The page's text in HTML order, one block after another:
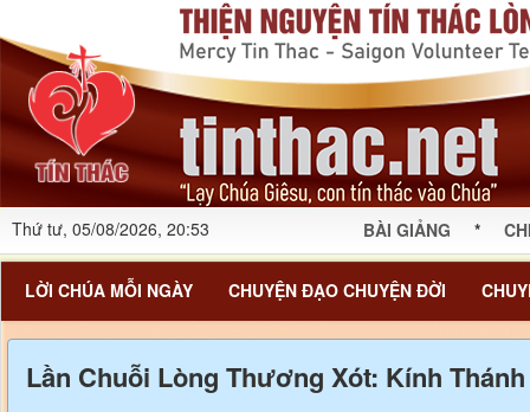
Thứ tư, 05/08/2026, 20:53 BÀI GIẢNG *
LỜI CHÚA MỖI NGÀY CHUYỆN ĐẠO CHUYỆN ĐỜI
Lần Chuỗi Lòng Thương Xót: Kính